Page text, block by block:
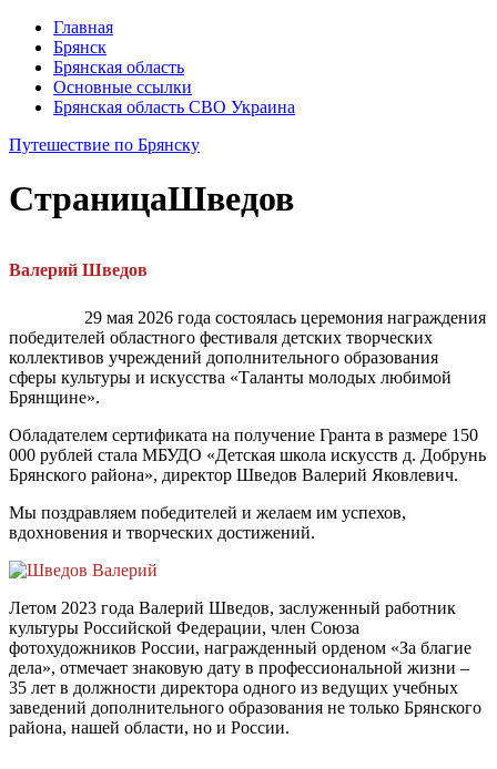
Главная
Брянск
Брянская область
Основные ссылки
Брянская область СВО Украина
Путешествие по Брянску
СтраницаШведов
Валерий Шведов
29 мая 2026 года состоялась церемония награждения
победителей областного фестиваля детских творческих
коллективов учреждений дополнительного образования
сферы культуры и искусства «Таланты молодых любимой
Брянщине».
Обладателем сертификата на получение Гранта в размере 150
000 рублей стала МБУДО «Детская школа искусств д. Добрунь
Брянского района», директор Шведов Валерий Яковлевич.
Мы поздравляем победителей и желаем им успехов,
вдохновения и творческих достижений.
Летом 2023 года Валерий Шведов, заслуженный работник
культуры Российской Федерации, член Союза
фотохудожников России, награжденный орденом «За благие
дела», отмечает знаковую дату в профессиональной жизни –
35 лет в должности директора одного из ведущих учебных
заведений дополнительного образования не только Брянского
района, нашей области, но и России.